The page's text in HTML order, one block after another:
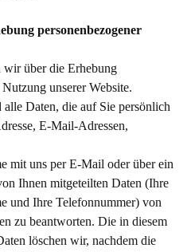
personenbezogener
über die Erhebung
unserer Website.
alle Daten, die auf Sie persönlich
E-Mail-Adressen,
mit uns per E-Mail oder über ein
Ihnen mitgeteilten Daten (Ihre
und Ihre Telefonnummer) von
zu beantworten. Die in diesem
löschen wir, nachdem die